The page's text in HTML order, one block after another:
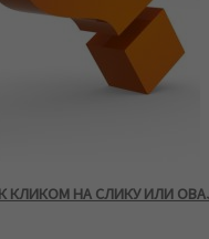
КЛИКОМ НА СЛИКУ ИЛИ